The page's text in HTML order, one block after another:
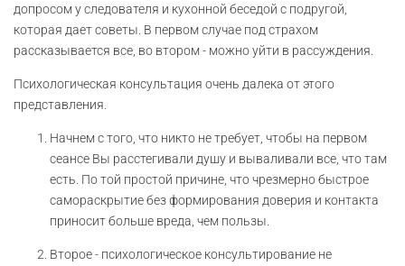
допросом у следователя и кухонной беседой с подругой,
которая дает советы. В первом случае под страхом
рассказывается все, во втором - можно уйти в рассуждения.
Психологическая консультация очень далека от этого
представления.
Начнем с того, что никто не требует, чтобы на первом
сеансе Вы расстегивали душу и вываливали все, что там
есть. По той простой причине, что чрезмерно быстрое
самораскрытие без формирования доверия и контакта
приносит больше вреда, чем пользы.
Второе - психологическое консультирование не